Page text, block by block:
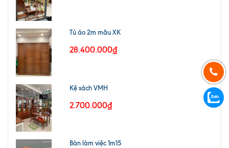
Tủ áo 2m mãu XK
28.400.000₫
Kệ sách VMH
2.700.000₫
Bàn làm việc 1m15